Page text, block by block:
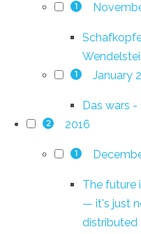
1
1 January
Das wars -
2 2016
1
The future
— it's just
distributed